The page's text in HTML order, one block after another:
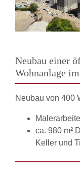
Neubau einer
Wohnanlage
Neubau von 400
ca. 980 m²
Keller und